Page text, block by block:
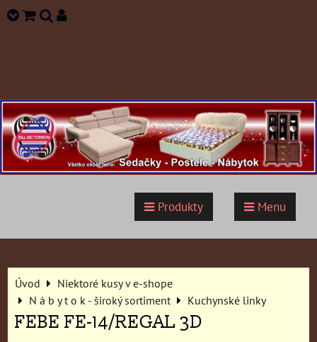
Produkty Menu
Úvod
Niektoré kusy v e-shope
N á b y t o k - široký sortiment
Kuchynské linky
FEBE FE-14/REGAL 3D